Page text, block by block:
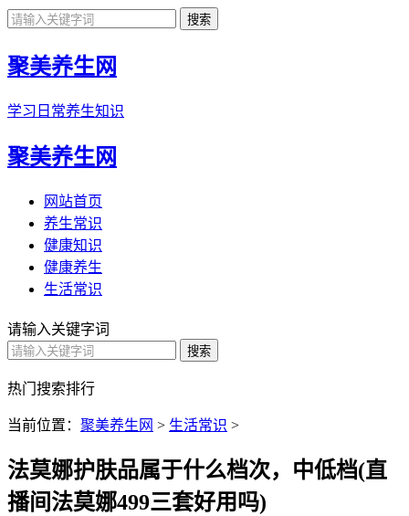
聚美养生网
学习日常养生知识
聚美养生网
网站首页
养生常识
健康知识
健康养生
生活常识
请输入关键字词
热门搜索排行
当前位置： 聚美养生网 > 生活常识 >
法莫娜护肤品属于什么档次，中低档(直
播间法莫娜499三套好用吗)